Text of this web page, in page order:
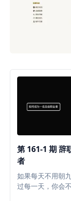
第 161-1 期 辞
者
如果每天不用朝
过每一天，你会